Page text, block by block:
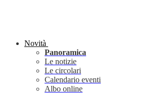
Novità
Panoramica
Le notizie
Le circolari
Calendario eventi
Albo online